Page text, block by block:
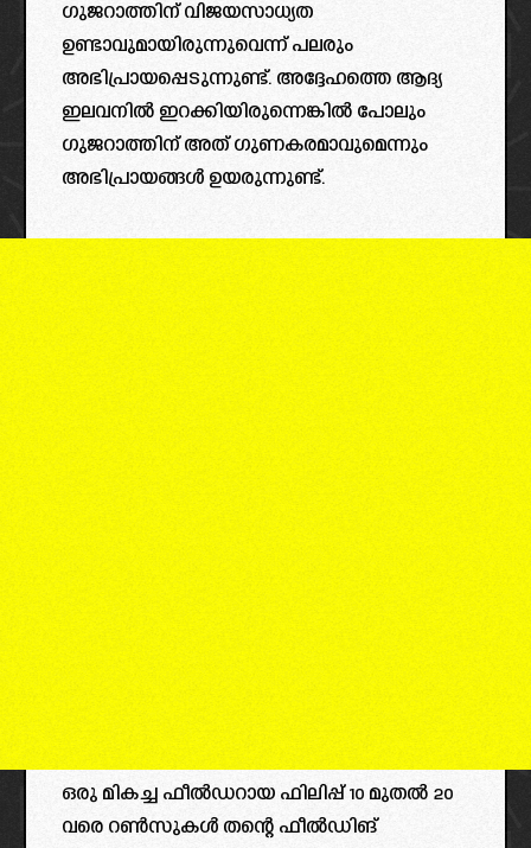
ഗുജറാത്തിന് വിജയസാധ്യത
ഉണ്ടാവുമായിരുന്നുവെന്ന് പലരും
അഭിപ്രായപ്പെടുന്നുണ്ട്. അദ്ദേഹത്തെ ആദ്യ
ഇലവനിൽ ഇറക്കിയിരുന്നെങ്കിൽ പോലും
ഗുജറാത്തിന് അത് ഗുണകരമാവുമെന്നും
അഭിപ്രായങ്ങൾ ഉയരുന്നുണ്ട്.
ഒരു മികച്ച ഫീൽഡറായ ഫിലിപ്പ് 10 മുതൽ 20
വരെ റൺസുകൾ തന്റെ ഫീൽഡിങ്